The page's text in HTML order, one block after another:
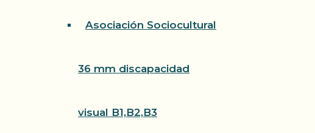
Asociación Sociocultural
36 mm discapacidad
visual B1,B2,B3